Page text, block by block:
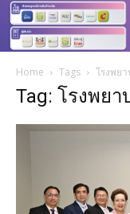
Home Tags โรงพย
Tag: โรงพย